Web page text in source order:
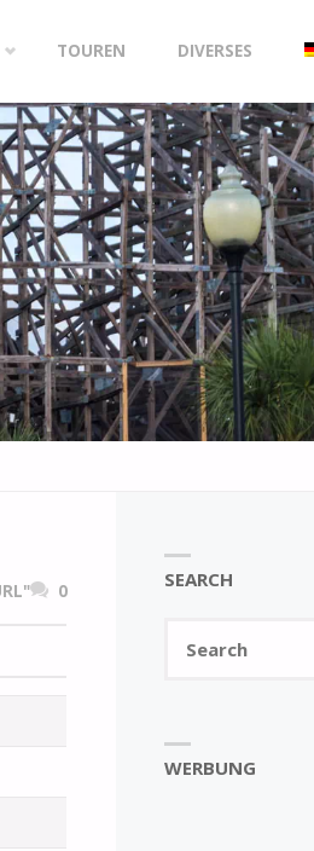
TOUREN DIVERSES
0
SEARCH
WERBUNG